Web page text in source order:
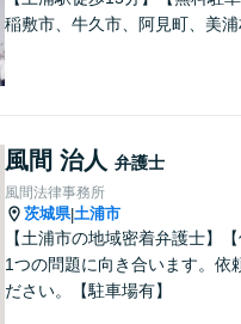
稲敷市、牛久市、阿見町、美
風間 治人 弁護士
風間法律事務所
茨城県|土浦市
【土浦市の地域密着弁護士】
1つの問題に向き合います。依
ださい。【駐車場有】